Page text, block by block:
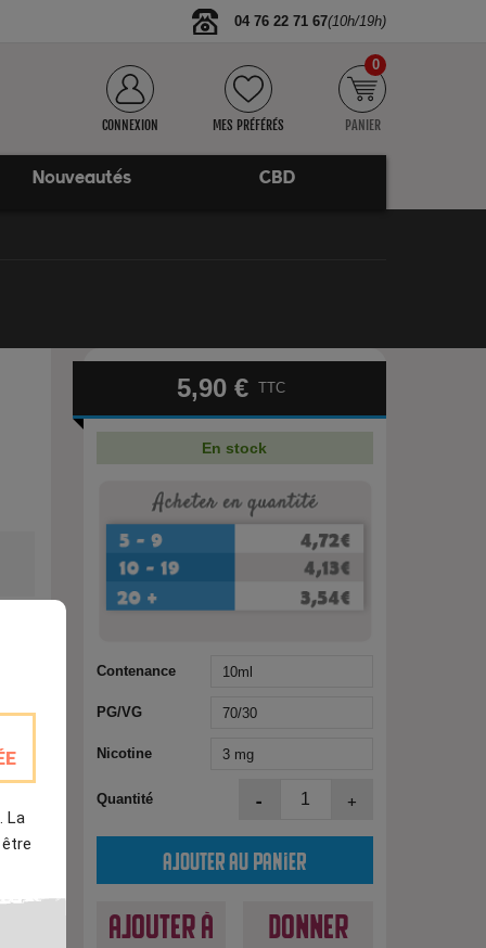
La
04 76 22 71 67(10h/19h)
CONNEXION MES PRÉFÉRÉS PANIER
0
Nouveautés CBD
5,90 € TTC
En stock
Contenance
PG/VG
Nicotine
Quantité - +
Ajouter au panier
Ajouter à Donner